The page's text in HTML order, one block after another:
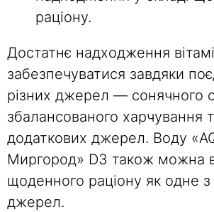
раціону.
Достатнє надходження
забезпечуватися завдяки
різних джерел — сонячного
збалансованого харчування
додаткових джерел. Воду
Миргород» D3 також можна
щоденного раціону як одне з
джерел.